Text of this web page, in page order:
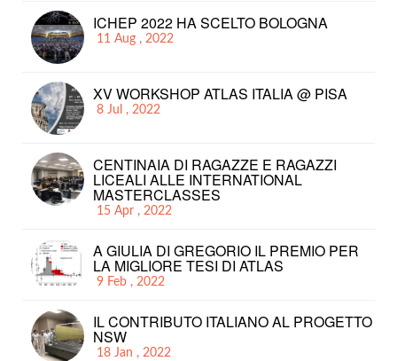
ICHEP 2022 HA SCELTO BOLOGNA
11 Aug , 2022
XV WORKSHOP ATLAS ITALIA @ PISA
8 Jul , 2022
CENTINAIA DI RAGAZZE E RAGAZZI
LICEALI ALLE INTERNATIONAL
MASTERCLASSES
15 Apr , 2022
A GIULIA DI GREGORIO IL PREMIO PER
LA MIGLIORE TESI DI ATLAS
9 Feb , 2022
IL CONTRIBUTO ITALIANO AL PROGETTO
NSW
18 Jan , 2022